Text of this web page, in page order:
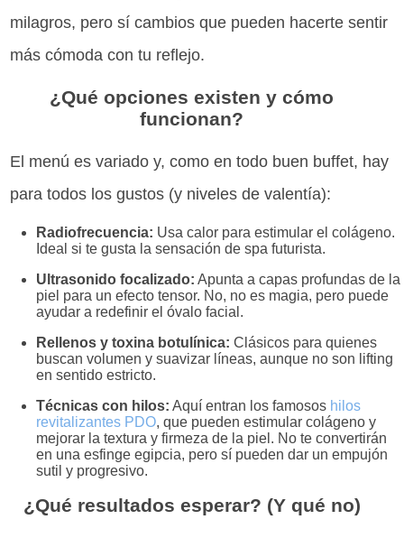
milagros, pero sí cambios que pueden hacerte sentir
más cómoda con tu reflejo.
¿Qué opciones existen y cómo
funcionan?
El menú es variado y, como en todo buen buffet, hay
para todos los gustos (y niveles de valentía):
Radiofrecuencia: Usa calor para estimular el colágeno.
Ideal si te gusta la sensación de spa futurista.
Ultrasonido focalizado: Apunta a capas profundas de la
piel para un efecto tensor. No, no es magia, pero puede
ayudar a redefinir el óvalo facial.
Rellenos y toxina botulínica: Clásicos para quienes
buscan volumen y suavizar líneas, aunque no son lifting
en sentido estricto.
Técnicas con hilos: Aquí entran los famosos hilos
revitalizantes PDO, que pueden estimular colágeno y
mejorar la textura y firmeza de la piel. No te convertirán
en una esfinge egipcia, pero sí pueden dar un empujón
sutil y progresivo.
¿Qué resultados esperar? (Y qué no)